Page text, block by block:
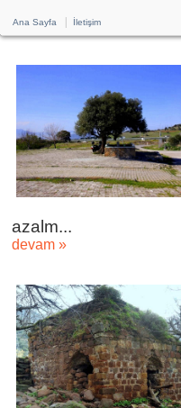
Ana Sayfa| İletişim
azalm...
devam »